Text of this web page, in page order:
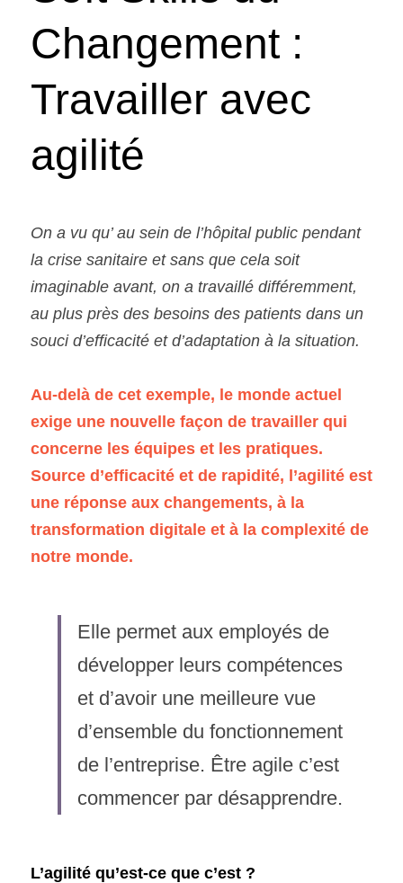
Changement :
Travailler avec
agilité
On a vu qu’ au sein de l’hôpital public pendant
la crise sanitaire et sans que cela soit
imaginable avant, on a travaillé différemment,
au plus près des besoins des patients dans un
souci d’efficacité et d’adaptation à la situation.
Au-delà de cet exemple, le monde actuel
exige une nouvelle façon de travailler qui
concerne les équipes et les pratiques.
Source d’efficacité et de rapidité, l’agilité est
une réponse aux changements, à la
transformation digitale et à la complexité de
notre monde.
Elle permet aux employés de
développer leurs compétences
et d’avoir une meilleure vue
d’ensemble du fonctionnement
de l’entreprise. Être agile c’est
commencer par désapprendre.
L’agilité qu’est-ce que c’est ?